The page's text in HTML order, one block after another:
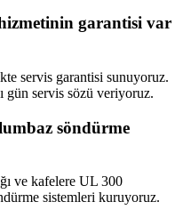
garantisi var
servis garantisi sunuyoruz.
gün servis sözü veriyoruz.
söndürme
ve kafelere UL 300
sistemleri kuruyoruz.